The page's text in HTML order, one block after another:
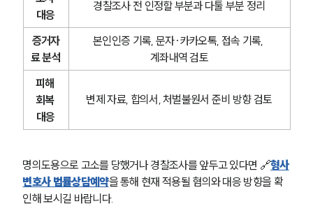
대응
경찰조사 전 인정할 부분과 다툴 부분 정리
증거자
료 분석
본인인증 기록, 문자·카카오톡, 접속 기록,
계좌내역 검토
피해
회복
대응
변제 자료, 합의서, 처벌불원서 준비 방향 검토
명의도용으로 고소를 당했거나 경찰조사를 앞두고 있다면 🔗형사
변호사 법률상담예약을 통해 현재 적용될 혐의와 대응 방향을 확
인해 보시길 바랍니다.